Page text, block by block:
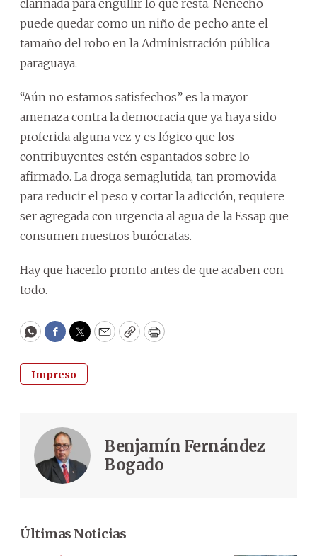
clarinada para engullir lo que resta. Nenecho
puede quedar como un niño de pecho ante el
tamaño del robo en la Administración pública
paraguaya.
“Aún no estamos satisfechos” es la mayor
amenaza contra la democracia que ya haya sido
proferida alguna vez y es lógico que los
contribuyentes estén espantados sobre lo
afirmado. La droga semaglutida, tan promovida
para reducir el peso y cortar la adicción, requiere
ser agregada con urgencia al agua de la Essap que
consumen nuestros burócratas.
Hay que hacerlo pronto antes de que acaben con
todo.
WhatsApp
Facebook
Twitter
EmailCopyPrint
Impreso
Benjamín Fernández
Bogado
Últimas Noticias